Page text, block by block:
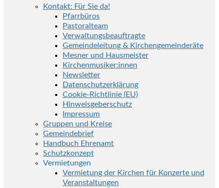
Kontakt: Für Sie da!
Pfarrbüros
Pastoralteam
Verwaltungsbeauftragte
Gemeindeleitung & Kirchengemeinderäte
Mesner und Hausmeister
Kirchenmusiker:innen
Newsletter
Datenschutzerklärung
Cookie-Richtlinie (EU)
Hinweisgeberschutz
Impressum
Gruppen und Kreise
Gemeindebrief
Handbuch Ehrenamt
Schutzkonzept
Vermietungen
Vermietung der Kirchen für Konzerte und
Veranstaltungen